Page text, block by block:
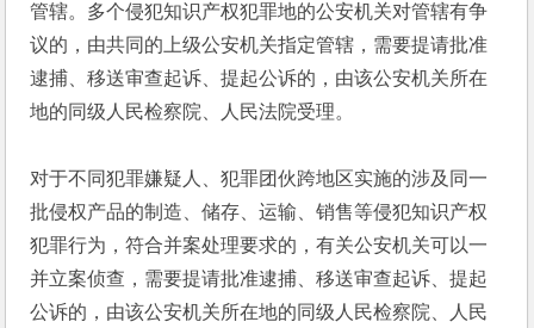
管辖。多个侵犯知识产权犯罪地的公安机关对管辖有争
议的，由共同的上级公安机关指定管辖，需要提请批准
逮捕、移送审查起诉、提起公诉的，由该公安机关所在
地的同级人民检察院、人民法院受理。
对于不同犯罪嫌疑人、犯罪团伙跨地区实施的涉及同一
批侵权产品的制造、储存、运输、销售等侵犯知识产权
犯罪行为，符合并案处理要求的，有关公安机关可以一
并立案侦查，需要提请批准逮捕、移送审查起诉、提起
公诉的，由该公安机关所在地的同级人民检察院、人民